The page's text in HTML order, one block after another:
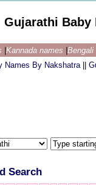
Gujarathi Baby
Kannada names
Names By Nakshatra
Search